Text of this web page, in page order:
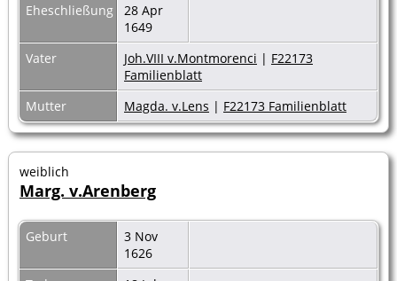
Eheschließung
28 Apr
1649
Vater
Joh.VIII v.Montmorenci | F22173
Familienblatt
Mutter
Magda. v.Lens | F22173 Familienblatt
weiblich
Marg. v.Arenberg
Geburt
3 Nov
1626